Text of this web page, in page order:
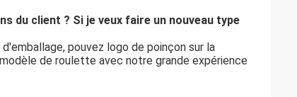
du client ? Si je veux faire un nouveau type
pouvez logo de poinçon sur la
de roulette avec notre grande expérience